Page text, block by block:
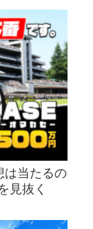
は当たるの
見抜く